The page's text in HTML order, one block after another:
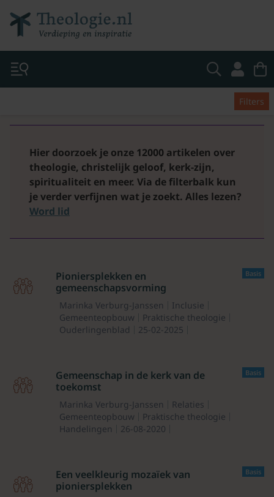
Filters
Hier doorzoek je onze 12000 artikelen over
theologie, christelijk geloof, kerk-zijn,
spiritualiteit en meer. Via de filterbalk kun
je verder verfijnen wat je zoekt. Alles lezen?
Word lid
Basis
Pioniersplekken en
gemeenschapsvorming
Marinka Verburg-Janssen
Inclusie
Gemeenteopbouw
Praktische theologie
Ouderlingenblad
25-02-2025
Basis
Gemeenschap in de kerk van de
toekomst
Marinka Verburg-Janssen
Relaties
Gemeenteopbouw
Praktische theologie
Handelingen
26-08-2020
Basis
Een veelkleurig mozaïek van
pioniersplekken